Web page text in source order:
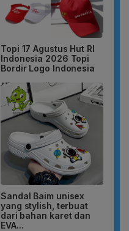
Topi 17 Agustus Hut RI
Indonesia 2026 Topi
Bordir Logo Indonesia
Sandal Baim unisex
yang stylish, terbuat
dari bahan karet dan
EVA...